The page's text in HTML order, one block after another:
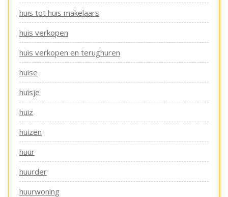
huis tot huis makelaars
huis verkopen
huis verkopen en terughuren
huise
huisje
huiz
huizen
huur
huurder
huurwoning